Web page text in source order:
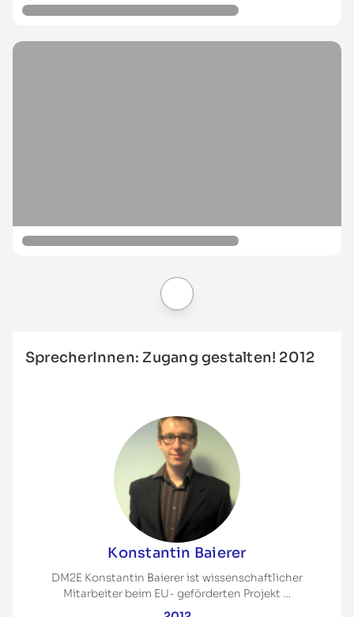
SprecherInnen: Zugang gestalten! 2012
Konstantin Baierer
DM2E Konstantin Baierer ist wissenschaftlicher
Mitarbeiter beim EU- geförderten Projekt …